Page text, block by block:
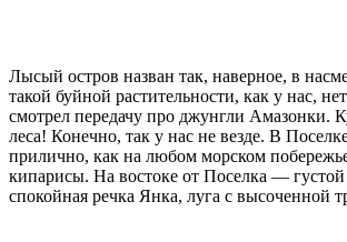
Лысый остров назван так, наверное, в
такой буйной растительности, как у нас,
смотрел передачу про джунгли Амазонки.
леса! Конечно, так у нас не везде. В
прилично, как на любом морском
кипарисы. На востоке от Поселка —
спокойная речка Янка, луга с высоченной